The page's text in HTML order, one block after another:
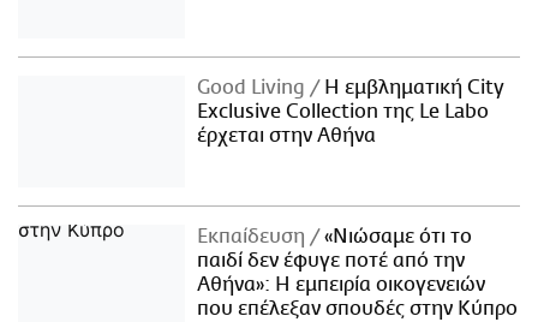
Good Living
Η εμβληματική City
Exclusive Collection της Le Labo
έρχεται στην Αθήνα
Εκπαίδευση
«Νιώσαμε ότι το
παιδί δεν έφυγε ποτέ από την
Αθήνα»: Η εμπειρία οικογενειών
που επέλεξαν σπουδές στην Κύπρο